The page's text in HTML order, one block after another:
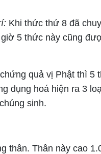
Khi thức thứ 8 đã
5 thức này cũng
quả vị Phật thì 5
dụng hoá hiện ra 3
sinh.
thân. Thân này cao